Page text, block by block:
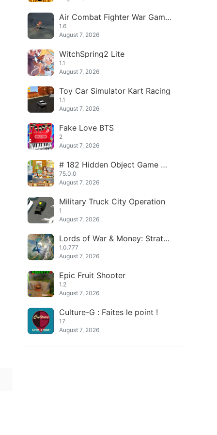
Air Combat Fighter War Game
s
1.6
August 7, 2026
WitchSpring2 Lite
1.1
August 7, 2026
Toy Car Simulator Kart Racing
1.1
August 7, 2026
Fake Love BTS
2
August 7, 2026
# 182 Hidden Object Game Ne
w Mystery Phantom Thief
75.0.0
August 7, 2026
Military Truck City Operation
1
August 7, 2026
Lords of War & Money: Strateg
y
1.0.777
August 7, 2026
Epic Fruit Shooter
1.2
August 7, 2026
Culture-G : Faites le point !
17
August 7, 2026